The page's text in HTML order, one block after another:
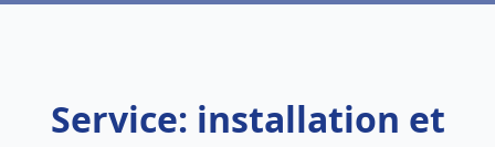
Service: installation et